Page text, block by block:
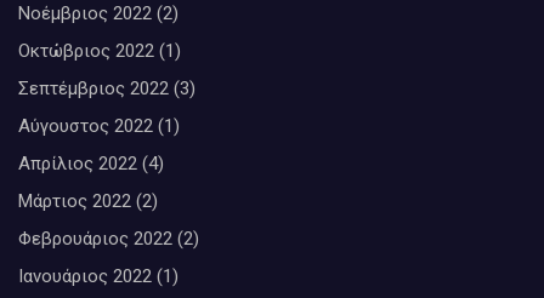
Νοέμβριος 2022 (2)
Οκτώβριος 2022 (1)
Σεπτέμβριος 2022 (3)
Αύγουστος 2022 (1)
Απρίλιος 2022 (4)
Μάρτιος 2022 (2)
Φεβρουάριος 2022 (2)
Ιανουάριος 2022 (1)